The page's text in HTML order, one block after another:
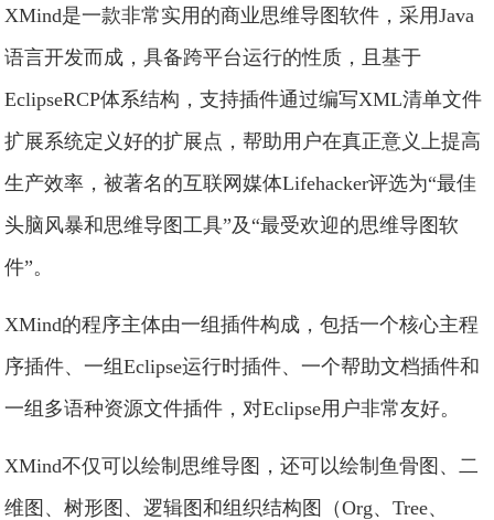
XMind是一款非常实用的商业思维导图软件，采用Java
语言开发而成，具备跨平台运行的性质，且基于
EclipseRCP体系结构，支持插件通过编写XML清单文件
扩展系统定义好的扩展点，帮助用户在真正意义上提高
生产效率，被著名的互联网媒体Lifehacker评选为“最佳
头脑风暴和思维导图工具”及“最受欢迎的思维导图软
件”。
XMind的程序主体由一组插件构成，包括一个核心主程
序插件、一组Eclipse运行时插件、一个帮助文档插件和
一组多语种资源文件插件，对Eclipse用户非常友好。
XMind不仅可以绘制思维导图，还可以绘制鱼骨图、二
维图、树形图、逻辑图和组织结构图（Org、Tree、